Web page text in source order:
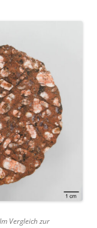
Vergleich zur